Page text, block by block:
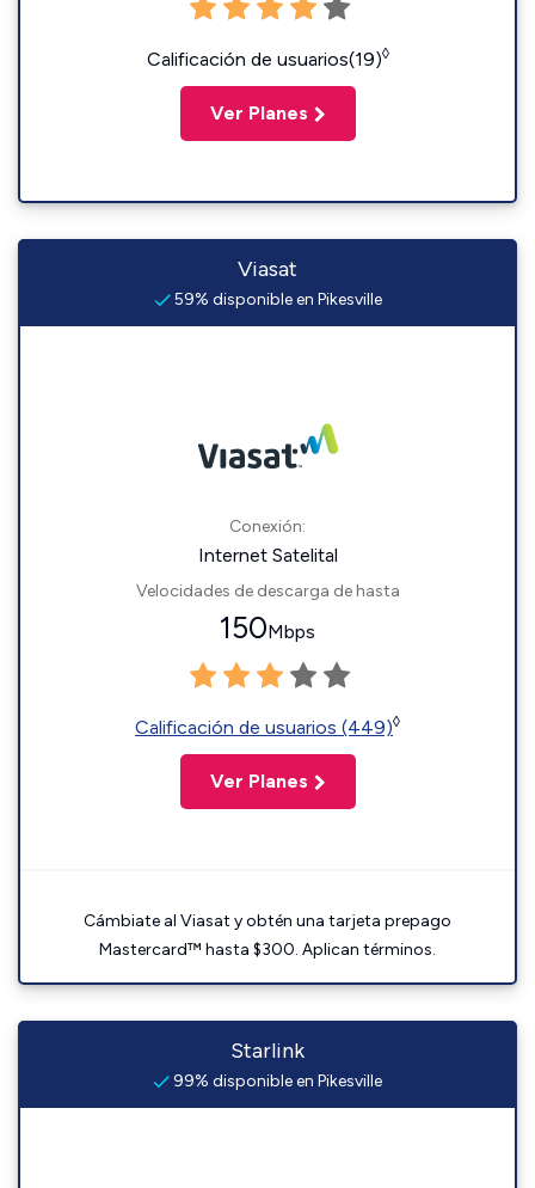
Calificación de usuarios(19)◊
Ver Planes
Viasat
59% disponible en Pikesville
Conexión:
Internet Satelital
Velocidades de descarga de hasta
150Mbps
Calificación de usuarios (449)◊
Ver Planes
Cámbiate al Viasat y obtén una tarjeta prepago
Mastercard™ hasta $300. Aplican términos.
Starlink
99% disponible en Pikesville